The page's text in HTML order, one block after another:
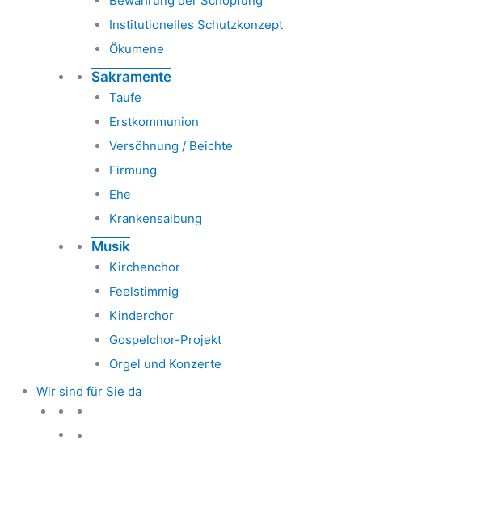
Institutionelles Schutzkonzept
Ökumene
Sakramente
Taufe
Erstkommunion
Versöhnung / Beichte
Firmung
Ehe
Krankensalbung
Musik
Kirchenchor
Feelstimmig
Kinderchor
Gospelchor-Projekt
Orgel und Konzerte
Wir sind für Sie da